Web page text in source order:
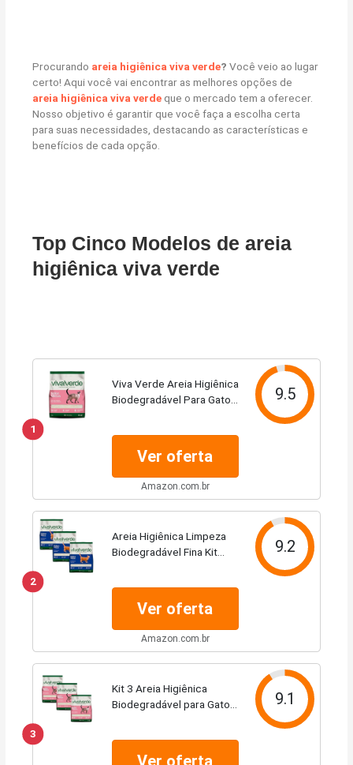
Procurando areia higiênica viva verde? Você veio ao lugar
certo! Aqui você vai encontrar as melhores opções de
areia higiênica viva verdeque o mercado tem a oferecer.
Nosso objetivo é garantir que você faça a escolha certa
para suas necessidades, destacando as características e
benefícios de cada opção.
Top Cinco Modelos de areia
higiênica viva verde
1
Viva Verde Areia Higiênica
Biodegradável Para Gatos
9.5
Ver oferta
Amazon.com.br
2
Areia Higiênica Limpeza
Biodegradável Fina Kit
9.2
Ver oferta
Amazon.com.br
3
Kit 3 Areia Higiênica
Biodegradável para Gatos
9.1
Ver oferta